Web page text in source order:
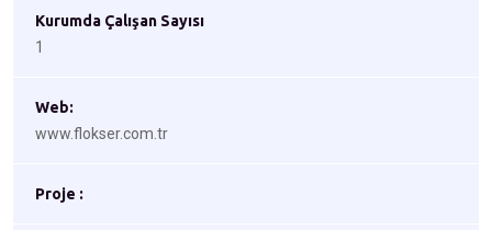
Kurumda Çalışan Sayısı
1
Web:
www.flokser.com.tr
Proje :